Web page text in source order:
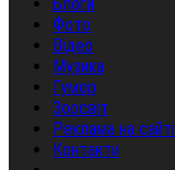
Фото
Відео
Музика
Гумор
Зоосвіт
Реклама на сайті
Контакти